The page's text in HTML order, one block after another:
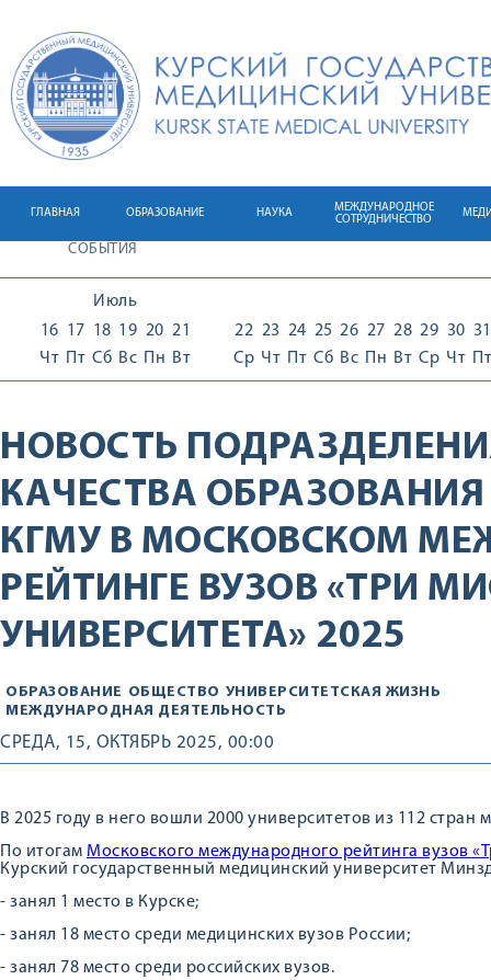
ГЛАВНАЯ ОБРАЗОВАНИЕ НАУКА
МЕЖДУНАРОДНОЕ
СОТРУДНИЧЕСТВО
СОБЫТИЯ
Июль
16
Чт
17
Пт
18
Сб
19
Вс
20
Пн
21
Вт
22
Ср
23
Чт
24
Пт
25
Сб
26
Вс
27
Пн
28
Вт
29
Ср
30
Чт
31
Пт
НОВОСТЬ
КАЧЕСТВА ОБРАЗОВАНИЯ
КГМУ В МОСКОВСКОМ
РЕЙТИНГЕ ВУЗОВ «ТРИ
УНИВЕРСИТЕТА» 2025
ОБРАЗОВАНИЕ ОБЩЕСТВО УНИВЕРСИТЕТСКАЯ ЖИЗНЬ
МЕЖДУНАРОДНАЯ ДЕЯТЕЛЬНОСТЬ
СРЕДА, 15, ОКТЯБРЬ 2025, 00:00
В 2025 году в него вошли 2000 университетов из 112 стран
По итогам Московского международного рейтинга вузов
Курский государственный медицинский университет
- занял 1 место в Курске;
- занял 18 место среди медицинских вузов России;
- занял 78 место среди российских вузов.